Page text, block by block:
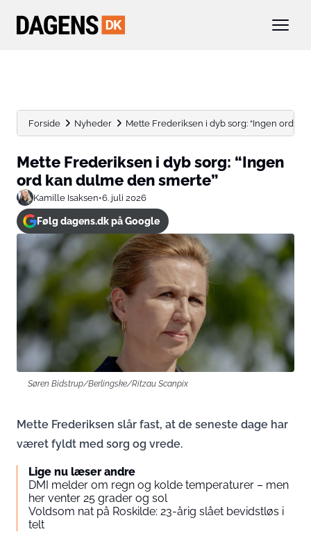
Forside Nyheder Mette Frederiksen i dyb sorg: “Ingen ord
Mette Frederiksen i dyb sorg: “Ingen
ord kan dulme den smerte”
Kamille Isaksen•6. juli 2026
Følg dagens.dk på Google
Søren Bidstrup/Berlingske/Ritzau Scanpix
Mette Frederiksen slår fast, at de seneste dage har
været fyldt med sorg og vrede.
Lige nu læser andre
DMI melder om regn og kolde temperaturer – men
her venter 25 grader og sol
Voldsom nat på Roskilde: 23-årig slået bevidstløs i
telt